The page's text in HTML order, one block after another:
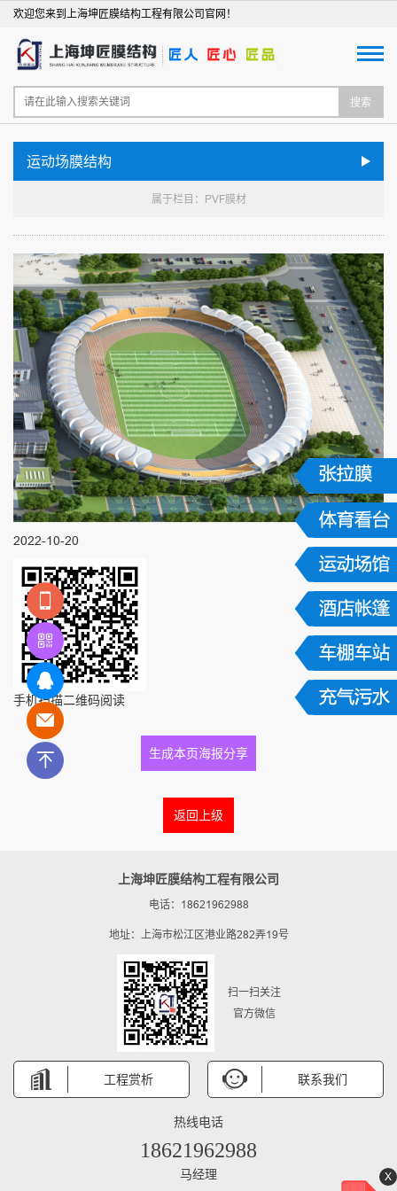
欢迎您来到上海坤匠膜结构工程有限公司官网！
搜索
运动场膜结构
属于栏目：PVF膜材
2022-10-20
手机扫描二维码阅读
生成本页海报分享
返回上级
上海坤匠膜结构工程有限公司
电话：18621962988
地址：上海市松江区港业路282弄19号
扫一扫关注
官方微信
工程赏析 联系我们
热线电话
18621962988
马经理 X